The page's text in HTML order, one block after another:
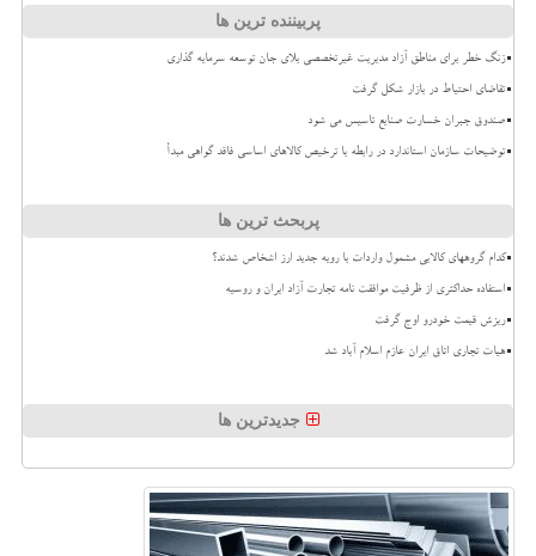
پربیننده ترین ها
زنگ خطر برای مناطق آزاد مدیریت غیرتخصصی بلای جان توسعه سرمایه گذاری
تقاضای احتیاط در بازار شکل گرفت
صندوق جبران خسارت صنایع تاسیس می شود
توضیحات سازمان استاندارد در رابطه با ترخیص کالاهای اساسی فاقد گواهی مبدأ
پربحث ترین ها
کدام گروههای کالایی مشمول واردات با رویه جدید ارز اشخاص شدند؟
استفاده حداکثری از ظرفیت موافقت نامه تجارت آزاد ایران و روسیه
ریزش قیمت خودرو اوج گرفت
هیات تجاری اتاق ایران عازم اسلام آباد شد
جدیدترین ها